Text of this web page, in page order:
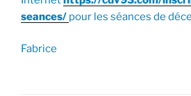
seances/ pour les séances de
Fabrice